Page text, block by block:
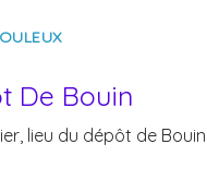
De Bouin
lieu du dépôt de